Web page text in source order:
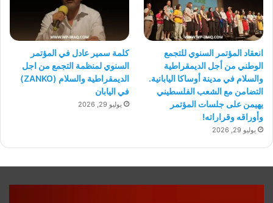
انعقاد المؤتمر السنوي للتجمع
الوطني من أجل الديمقراطية
والسلام في مدينة أوساكا اليابانية.
التضامن مع الشعب الفلسطيني
يهيمن على جلسات المؤتمر
وأوراقه وقراراته!
يوليو 29, 2026
كلمة سمير عادل في المؤتمر
السنوي لمنظمة التجمع من اجل
الديمقراطية والسلام (ZANKO)
في اليابان
يوليو 29, 2026